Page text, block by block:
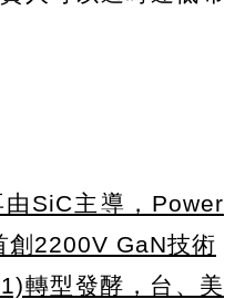
SiC主導，Power
2200V GaN技術
轉型發酵，台、美